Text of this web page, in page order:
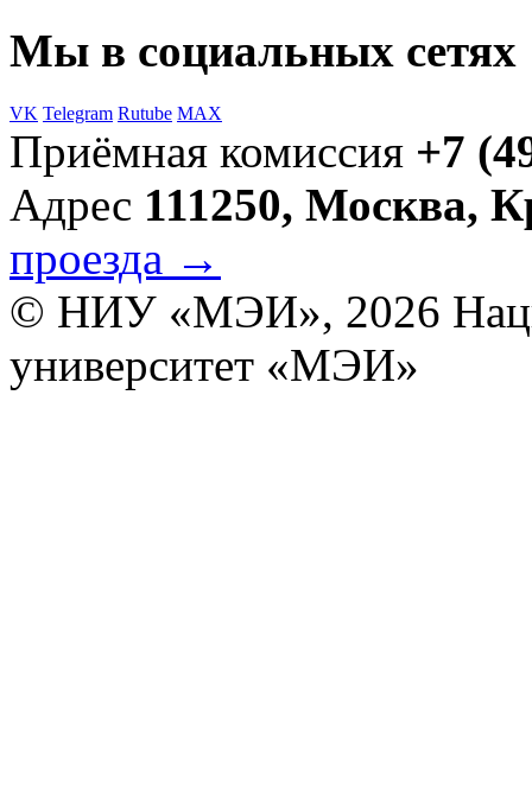
Мы в социальных сетях
VK Telegram Rutube MAX
Приёмная комиссия +7
Адрес 111250, Москва,
проезда →
© НИУ «МЭИ», 2026
университет «МЭИ»